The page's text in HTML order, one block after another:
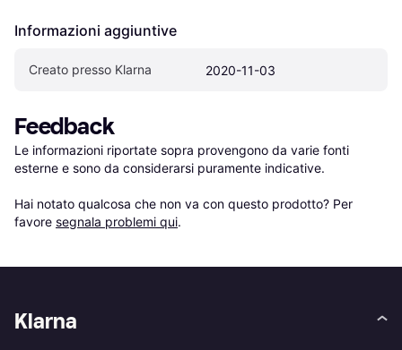
Informazioni aggiuntive
Creato presso Klarna 2020-11-03
Feedback
Le informazioni riportate sopra provengono da varie fonti
esterne e sono da considerarsi puramente indicative.
Hai notato qualcosa che non va con questo prodotto? Per
favore segnala problemi qui.
Klarna